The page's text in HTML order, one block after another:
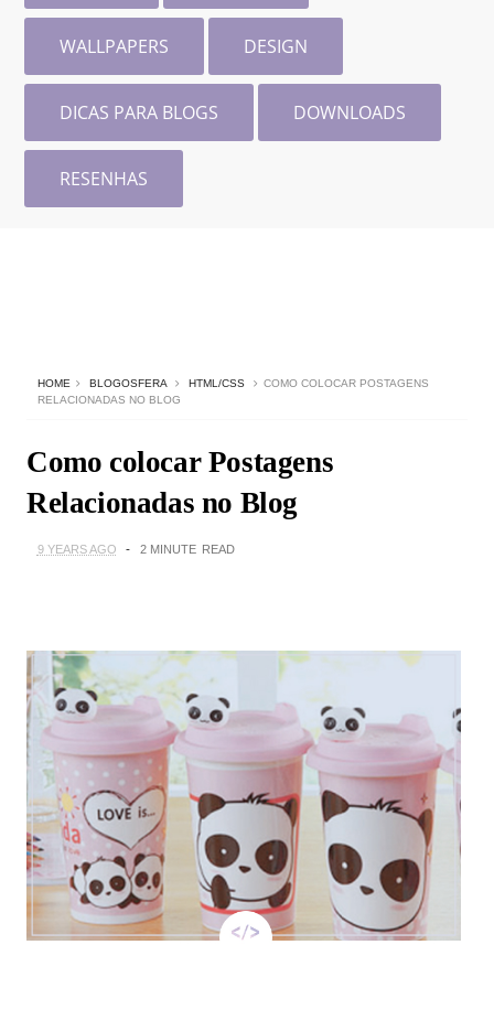
WALLPAPERS DESIGN
DICAS PARA BLOGS DOWNLOADS
RESENHAS
HOME BLOGOSFERA HTML/CSS
COMO COLOCAR POSTAGENS
RELACIONADAS NO BLOG
Como colocar Postagens
Relacionadas no Blog
9 YEARS AGO 2 MINUTE READ